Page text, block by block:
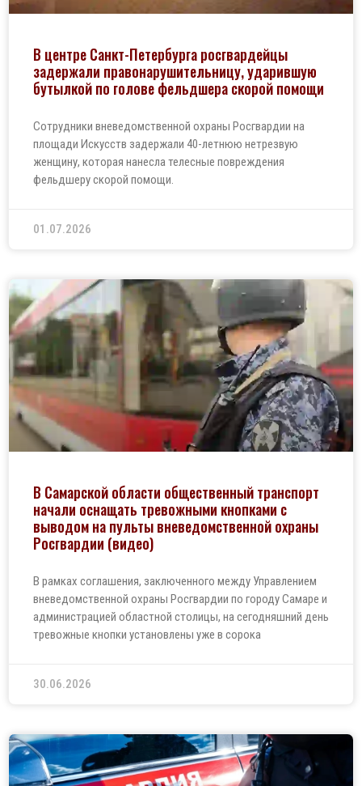
В центре Санкт-Петербурга росгвардейцы
задержали правонарушительницу, ударившую
бутылкой по голове фельдшера скорой помощи
Сотрудники вневедомственной охраны Росгвардии на
площади Искусств задержали 40-летнюю нетрезвую
женщину, которая нанесла телесные повреждения
фельдшеру скорой помощи.
01.07.2026
В Самарской области общественный транспорт
начали оснащать тревожными кнопками с
выводом на пульты вневедомственной охраны
Росгвардии (видео)
В рамках соглашения, заключенного между Управлением
вневедомственной охраны Росгвардии по городу Самаре и
администрацией областной столицы, на сегодняшний день
тревожные кнопки установлены уже в сорока
30.06.2026